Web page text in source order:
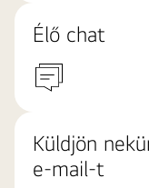
Élő chat
Küldjön
e-mail-t